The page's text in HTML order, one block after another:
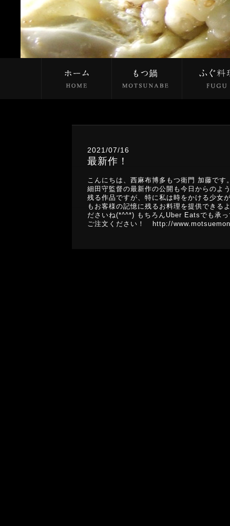
2021/07/16
最新作！
こんにちは、西麻布博多もつ衛門 加藤で
細田守監督の最新作の公開も今日からのよ
残る作品ですが、特に私は時をかける少
もお客様の記憶に残るお料理を提供できる
ださいね(*^^*) もちろんUber Eatsでも承
ご注文ください！ http://